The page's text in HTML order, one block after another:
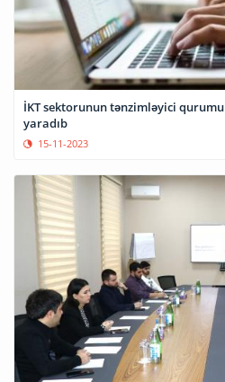
İKT sektorunun tənzimləyici qurumu yeni şikayət sistemi
yaradıb
15-11-2023